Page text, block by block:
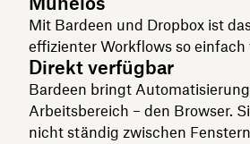
Mit Bardeen und Dropbox ist
effizienter Workflows so einfach
Direkt verfügbar
Bardeen bringt
Arbeitsbereich – den Browser.
nicht ständig zwischen